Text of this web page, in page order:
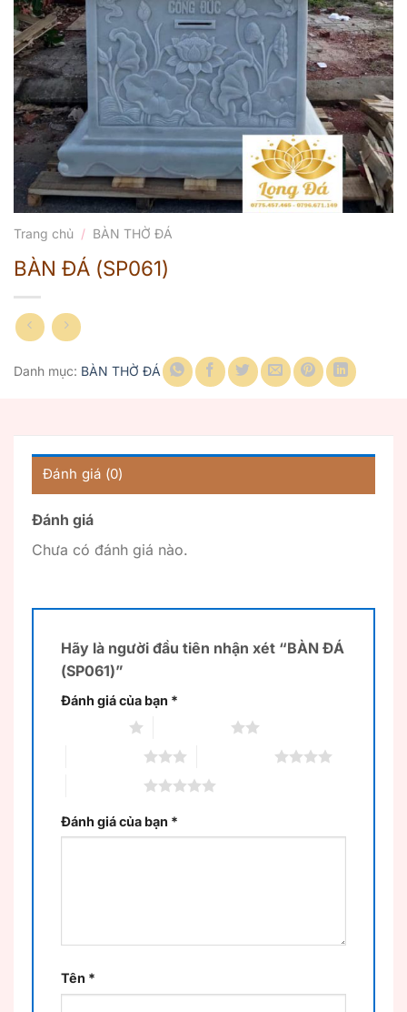
Trang chủ / BÀN THỜ ĐÁ
BÀN ĐÁ (SP061)
Danh mục: BÀN THỜ ĐÁ
Đánh giá (0)
Đánh giá
Chưa có đánh giá nào.
Hãy là người đầu tiên nhận xét “BÀN ĐÁ
(SP061)”
Đánh giá của bạn *
Đánh giá của bạn *
Tên *